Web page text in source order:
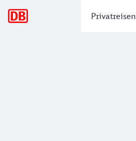
Privatreisen